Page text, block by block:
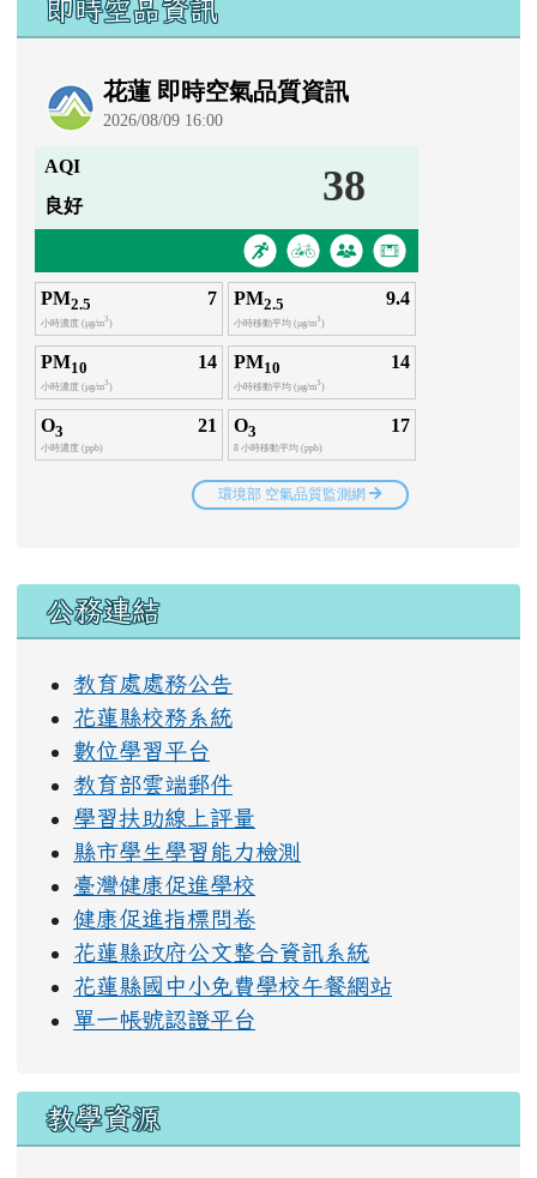
即時空品資訊
右邊區域內容
公務連結
教育處處務公告
花蓮縣校務系統
數位學習平台
教育部雲端郵件
學習扶助線上評量
縣市學生學習能力檢測
臺灣健康促進學校
健康促進指標問卷
花蓮縣政府公文整合資訊系統
花蓮縣國中小免費學校午餐網站
單一帳號認證平台
教學資源